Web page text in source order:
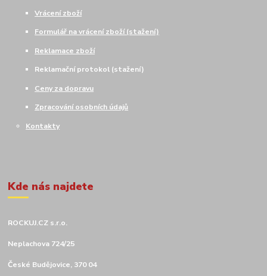
Vrácení zboží
Formulář na vrácení zboží (stažení)
Reklamace zboží
Reklamační protokol (stažení)
Ceny za dopravu
Zpracování osobních údajů
Kontakty
Kde nás najdete
ROCKUJ.CZ s.r.o.
Neplachova 724/25
České Budějovice, 370 04